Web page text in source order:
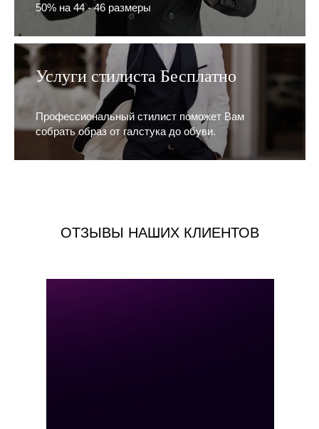
50% на 44 - 46 размеры
Услуги стилиста Бесплатно
Профессиональный стилист поможет Вам
собрать образ от галстука до обуви.
ОТЗЫВЫ НАШИХ КЛИЕНТОВ